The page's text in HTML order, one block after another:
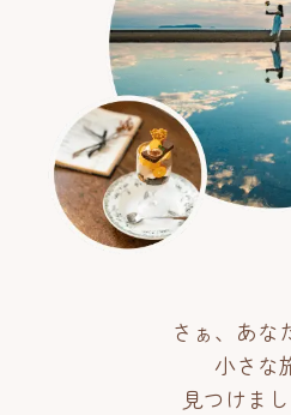
さぁ、あな
小さな
見つけま